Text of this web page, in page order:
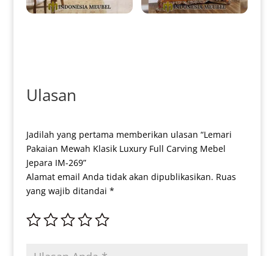
Ulasan
Jadilah yang pertama memberikan ulasan “Lemari
Pakaian Mewah Klasik Luxury Full Carving Mebel
Jepara IM-269”
Alamat email Anda tidak akan dipublikasikan. Ruas
yang wajib ditandai *